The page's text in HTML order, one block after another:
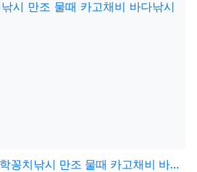
치낚시 만조 물때 카고채비 바다낚시 조황정보